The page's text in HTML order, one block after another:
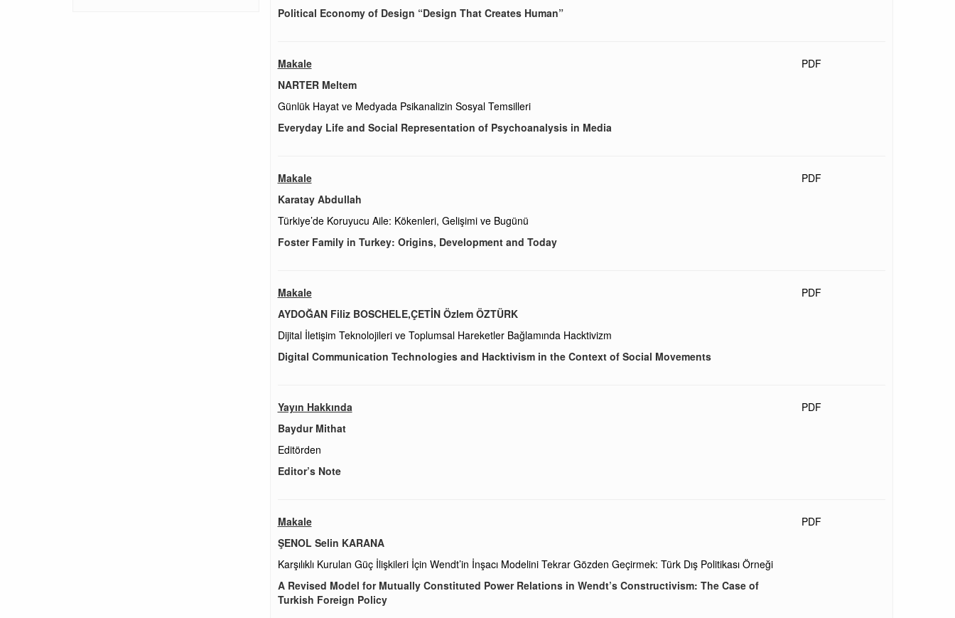
Political Economy of Design “Design That Creates Human”
Makale
NARTER Meltem
Günlük Hayat ve Medyada Psikanalizin Sosyal Temsilleri
Everyday Life and Social Representation of Psychoanalysis in Media
PDF
Makale
Karatay Abdullah
Türkiye’de Koruyucu Aile: Kökenleri, Gelişimi ve Bugünü
Foster Family in Turkey: Origins, Development and Today
PDF
Makale
AYDOĞAN Filiz BOSCHELE,ÇETİN Özlem ÖZTÜRK
Dijital İletişim Teknolojileri ve Toplumsal Hareketler Bağlamında Hacktivizm
Digital Communication Technologies and Hacktivism in the Context of Social Movements
PDF
Yayın Hakkında
Baydur Mithat
Editörden
Editor’s Note
PDF
Makale
ŞENOL Selin KARANA
Karşılıklı Kurulan Güç İlişkileri İçin Wendt’in İnşacı Modelini Tekrar Gözden Geçirmek: Türk Dış Politikası Örneği
A Revised Model for Mutually Constituted Power Relations in Wendt’s Constructivism: The Case of
Turkish Foreign Policy
PDF